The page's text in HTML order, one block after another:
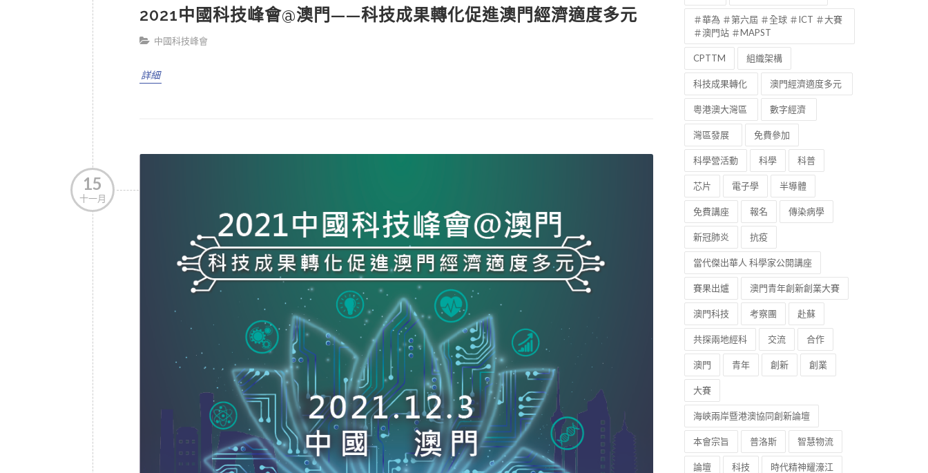
2021中國科技峰會@澳門——科技成果轉化促進澳門經濟適度多元
中國科技峰會
詳細
15
十一月
＃華為 ＃第六屆 ＃全球 ＃ICT ＃大賽
＃澳門站 ＃MAPST
CPTTM 組織架構
科技成果轉化 澳門經濟適度多元
粵港澳大灣區 數字經濟
灣區發展 免費參加
科學營活動 科學 科普
芯片 電子學 半導體
免費講座 報名 傳染病學
新冠肺炎 抗疫
當代傑出華人 科學家公開講座
賽果出爐 澳門青年創新創業大賽
澳門科技 考察團 赴蘇
共探兩地經科 交流 合作
澳門 青年 創新 創業
大賽
海峽兩岸暨港澳協同創新論壇
本會宗旨 普洛斯 智慧物流
論壇 科技 時代精神耀濠江